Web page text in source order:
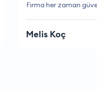
İhtiyaçlarımı tam
Zeynep Çelik